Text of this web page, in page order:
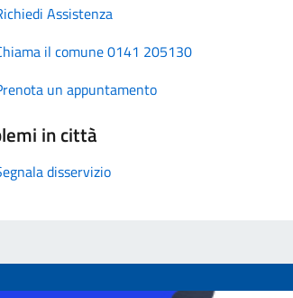
Assistenza
il comune 0141 205130
un appuntamento
in città
disservizio